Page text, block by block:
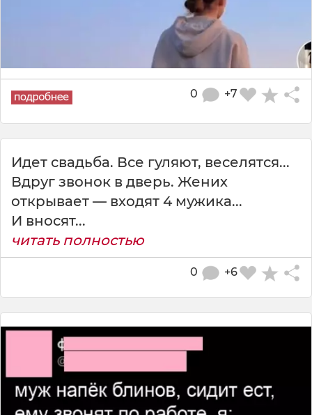
+7
0
Идет свадьба. Все гуляют, веселятся...
Вдруг звонок в дверь. Жених
открывает — входят 4 мужика...
И вносят...
читать полностью
+6
0